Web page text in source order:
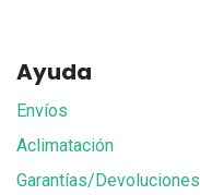
Ayuda
Envíos
Aclimatación
Garantías/Devoluciones